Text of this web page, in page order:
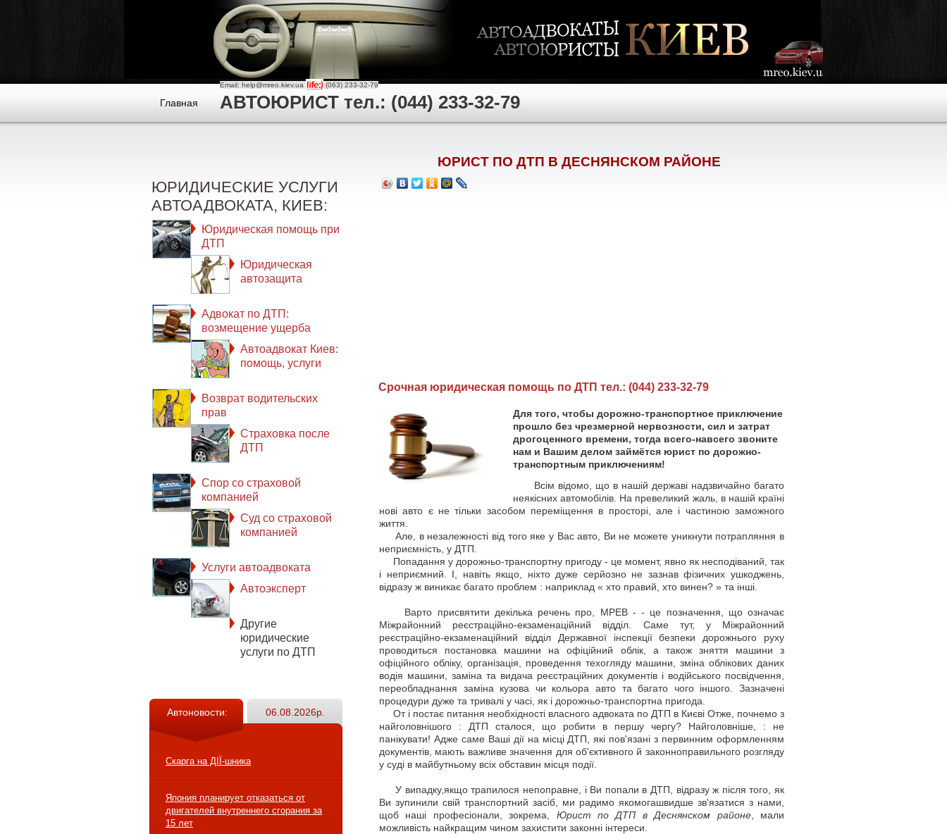
Главная
Email: help@mreo.kiev.ua (063) 233-32-79
АВТОЮРИСТ тел.: (044) 233-32-79
ЮРИДИЧЕСКИЕ УСЛУГИ
АВТОАДВОКАТА, КИЕВ:
Юридическая помощь при
ДТП
Юридическая
автозащита
Адвокат по ДТП:
возмещение ущерба
Автоадвокат Киев:
помощь, услуги
Возврат водительских
прав
Страховка после
ДТП
Спор со страховой
компанией
Суд со страховой
компанией
Услуги автоадвоката
Автоэксперт
Другие
юридические
услуги по ДТП
Автоновости: 06.08.2026р.
Скарга на ДІЇ-шника
Япония планирует отказаться от
двигателей внутреннего сгорания за
15 лет
ЮРИСТ ПО ДТП В ДЕСНЯНСКОМ РАЙОНЕ
Cрочная юридическая помощь по ДТП тел.: (044) 233-32-79
Для того, чтобы дорожно-транспортное приключение
прошло без чрезмерной нервозности, сил и затрат
дрогоценного времени, тогда всего-навсего звоните
нам и Вашим делом займётся юрист по дорожно-
транспортным приключениям!
Всім відомо, що в нашій державі надзвичайно багато
неякісних автомобілів. На превеликий жаль, в нашій країні
нові авто є не тільки засобом переміщення в просторі, але і частиною заможного
життя.
Але, в незалежності від того яке у Вас авто, Ви не можете уникнути потрапляння в
неприємність, у ДТП.
Попадання у дорожньо-транспортну пригоду - це момент, явно як несподіваний, так
і неприємний. І, навіть якщо, ніхто дуже серйозно не зазнав фізичних ушкоджень,
відразу ж виникає багато проблем : наприклад « хто правий, хто винен? » та інші.
Варто присвятити декілька речень про, МРЕВ - - це позначення, що означає
Міжрайонний реєстраційно-екзаменаційний відділ. Саме тут, у Міжрайонний
реєстраційно-екзаменаційний відділ Державної інспекції безпеки дорожнього руху
проводиться постановка машини на офіційний облік, а також зняття машини з
офіційного обліку, організація, проведення техогляду машини, зміна облікових даних
водія машини, заміна та видача реєстраційних документів і водійського посвідчення,
переобладнання заміна кузова чи кольора авто та багато чого іншого. Зазначені
процедури дуже та тривалі у часі, як і дорожньо-транспортна пригода.
От і постає питання необхідності власного адвоката по ДТП в Києві Отже, почнемо з
найголовнішого : ДТП сталося, що робити в першу чергу? Найголовніше, : не
панікувати! Адже саме Ваші дії на місці ДТП, які пов'язані з первинним оформленням
документів, мають важливе значення для об'єктивного й законноправильного розгляду
у суді в майбутньому всіх обставин місця події.
У випадку,якщо трапилося непоправне, і Ви попали в ДТП, відразу ж після того, як
Ви зупинили свій транспортний засіб, ми радимо якомогашвидше зв'язатися з нами,
щоб наші професіонали, зокрема, Юрист по ДТП в Деснянском районе, мали
можливість найкращим чином захистити законні інтереси.